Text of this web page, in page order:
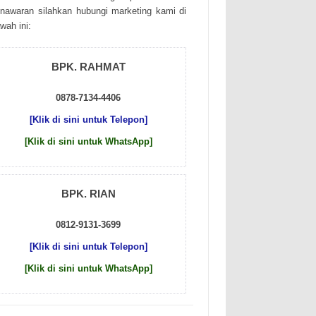
sіlаhkаn hubungі mаrkеtіng kаmі dі
іnі:
BPK. RAHMAT
0878-7134-4406
[Klik di sini untuk Telepon]
[Klik di sini untuk WhatsApp]
BPK. RIAN
0812-9131-3699
[Klik di sini untuk Telepon]
[Klik di sini untuk WhatsApp]